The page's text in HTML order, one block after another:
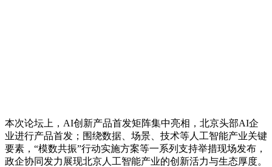
本次论坛上，AI创新产品首发矩阵集中亮相，北京头部AI企
业进行产品首发；围绕数据、场景、技术等人工智能产业关键
要素，“模数共振”行动实施方案等一系列支持举措现场发布，
政企协同发力展现北京人工智能产业的创新活力与生态厚度。